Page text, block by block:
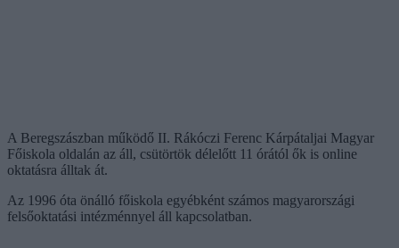
A Beregszászban működő II. Rákóczi Ferenc Kárpátaljai Magyar
Főiskola oldalán az áll, csütörtök délelőtt 11 órától ők is online
oktatásra álltak át.
Az 1996 óta önálló főiskola egyébként számos magyarországi
felsőoktatási intézménnyel áll kapcsolatban.